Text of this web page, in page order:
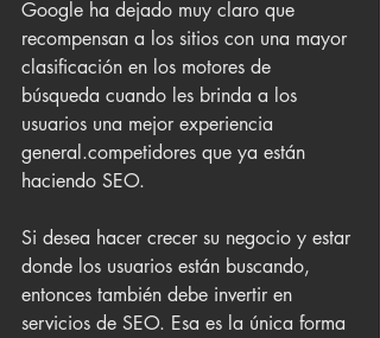
Google ha dejado muy claro que
recompensan a los sitios con una mayor
clasificación en los motores de
búsqueda cuando les brinda a los
usuarios una mejor experiencia
general.competidores que ya están
haciendo SEO.
Si desea hacer crecer su negocio y estar
donde los usuarios están buscando,
entonces también debe invertir en
servicios de SEO. Esa es la única forma